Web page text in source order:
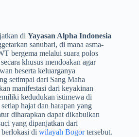
di Yayasan Alpha Indonesia
sanubari, di mana asma-
bergema melalui suara polos
khusus mendoakan agar
beserta keluarganya
setimpal dari Sang Maha
manifestasi dari keyakinan
kedudukan istimewa di
hajat dan harapan yang
diharapkan dapat dikabulkan
yang dipanjatkan dari
di wilayah Bogortersebut.